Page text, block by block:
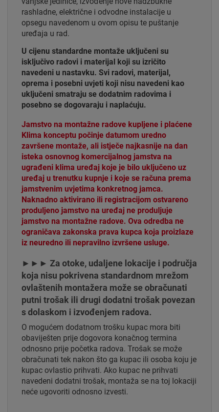
rashladne, električne i odvodne instalacije u
opsegu navedenom u ovom opisu te puštanje
uređaja u rad.
U cijenu standardne montaže uključeni su
isključivo radovi i materijal koji su izričito
navedeni u nastavku. Svi radovi, materijal,
oprema i posebni uvjeti koji nisu navedeni kao
uključeni smatraju se dodatnim radovima i
posebno se dogovaraju i naplaćuju.
Jamstvo na montažne radove kupljene i plaćene
Klima konceptu počinje datumom uredno
završene montaže, ali istječe najkasnije na dan
isteka osnovnog komercijalnog jamstva na
ugrađeni klima uređaj koje je bilo uključeno uz
uređaj u trenutku kupnje i koje se računa prema
jamstvenim uvjetima konkretnog jamca.
Naknadno aktivirano ili registracijom ostvareno
produljeno jamstvo na uređaj ne produljuje
jamstvo na montažne radove. Ova odredba ne
ograničava zakonska prava kupca koja proizlaze
iz neuredno ili nepravilno izvršene usluge.
►►► Za otoke, udaljene lokacije i područja
koja nisu pokrivena standardnom mrežom
ovlaštenih montažera može se obračunati
putni trošak ili drugi dodatni trošak povezan
s dolaskom i izvođenjem radova.
O mogućem dodatnom trošku kupac mora biti
obaviješten prije dogovora konačnog termina
odnosno prije početka radova. Trošak se može
obračunati tek nakon što ga kupac ili osoba koju je
kupac ovlastio prihvati. Ako kupac ne prihvati
navedeni dodatni trošak, montaža se na toj lokaciji
neće ugovoriti odnosno izvesti.